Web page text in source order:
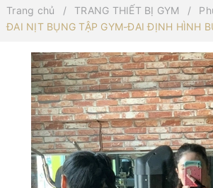
Trang chủ TRANG THIẾT BỊ GYM
ĐAI NỊT BỤNG TẬP GYM-ĐAI ĐỊNH HÌNH